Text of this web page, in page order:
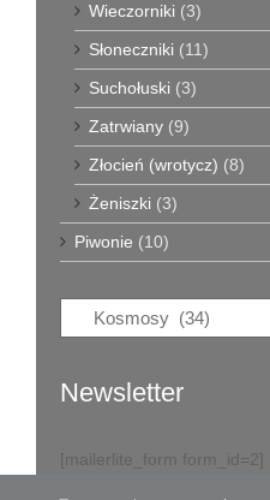
Wieczorniki (3)
Słoneczniki (11)
Suchołuski (3)
Zatrwiany (9)
Złocień (wrotycz) (8)
Żeniszki (3)
Piwonie (10)
Newsletter
[mailerlite_form form_id=2]